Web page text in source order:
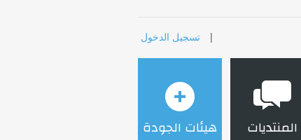
| تسجيل الدخول
المنتديات هيئات الجودة